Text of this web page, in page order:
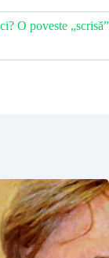
O poveste „scrisă”